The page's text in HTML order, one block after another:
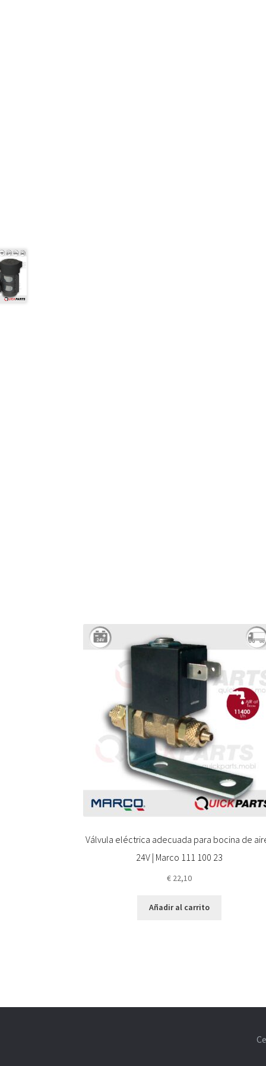
Válvula eléctrica adecuada para bocina de
24V | Marco 111 100 23
€22,10
Añadir al carrito